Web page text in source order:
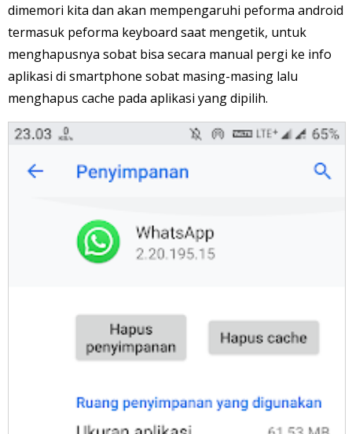
dimemori kita dan akan mempengaruhi peforma android
termasuk peforma keyboard saat mengetik, untuk
menghapusnya sobat bisa secara manual pergi ke info
aplikasi di smartphone sobat masing-masing lalu
menghapus cache pada aplikasi yang dipilih.